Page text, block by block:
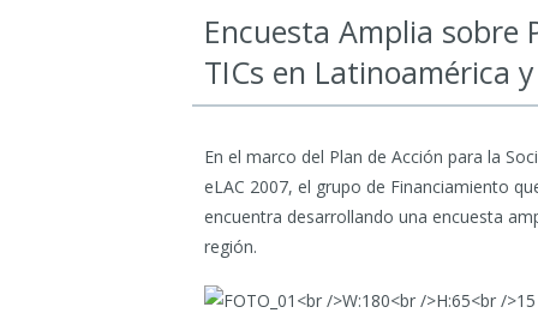
Encuesta Amplia
TICs en Latinoamérica
En el marco del Plan de Acción para la
eLAC 2007, el grupo de Financiamiento
encuentra desarrollando una encuesta
región.